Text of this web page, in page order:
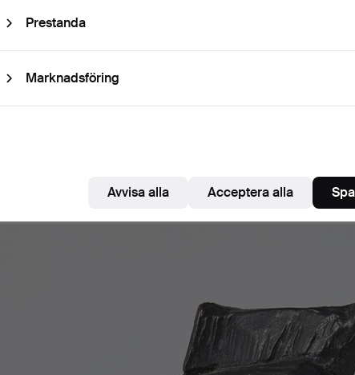
Prestanda
Marknadsföring
Avvisa alla Acceptera alla